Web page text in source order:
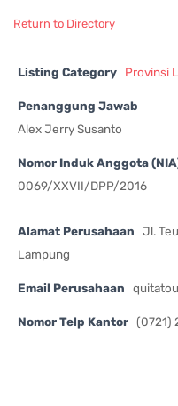
Return to Directory
Listing Category Provinsi
Penanggung Jawab
Alex Jerry Susanto
Nomor Induk Anggota
0069/XXVII/DPP/2016
Alamat Perusahaan
Jl.
Lampung
Email Perusahaan
Nomor Telp Kantor (0721)